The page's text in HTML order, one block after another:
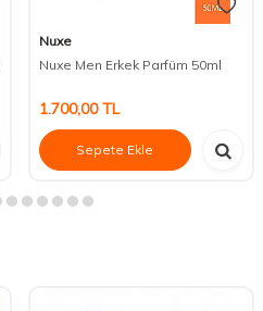
Nuxe
Nuxe Men Erkek Parfüm 50ml
1.700,00TL
Sepete Ekle